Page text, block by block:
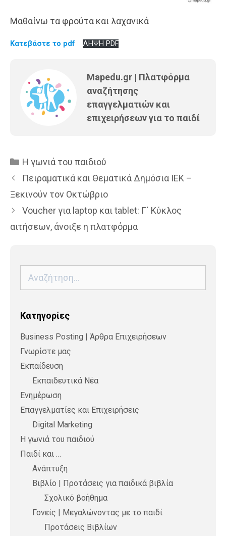
Μαθαίνω τα φρούτα και λαχανικά
Κατεβάστε το pdf ΛΗΨΗ PDF
Mapedu.gr | Πλατφόρμα
αναζήτησης
επαγγελματιών και
επιχειρήσεων για το παιδί
Κατηγορίες
Η γωνιά του παιδιού
Πειραματικά και Θεματικά Δημόσια ΙΕΚ –
Ξεκινούν τον Οκτώβριο
Voucher για laptop και tablet: Γ΄ Κύκλος
αιτήσεων, άνοιξε η πλατφόρμα
για:
Kατηγορίες
Business Posting | Άρθρα Επιχειρήσεων
Γνωρίστε μας
Εκπαίδευση
Εκπαιδευτικά Νέα
Ενημέρωση
Επαγγελματίες και Επιχειρήσεις
Digital Marketing
Η γωνιά του παιδιού
Παιδί και …
Ανάπτυξη
Βιβλίο | Προτάσεις για παιδικά βιβλία
Σχολικό βοήθημα
Γονείς | Μεγαλώνοντας με το παιδί
Προτάσεις Βιβλίων